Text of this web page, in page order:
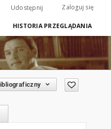
Udostępnij Zaloguj się
HISTORIA PRZEGLĄDANIA